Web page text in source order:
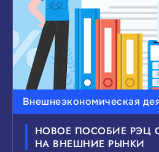
Внешнеэкономическая
НОВОЕ ПОСОБИЕ РЭЦ
НА ВНЕШНИЕ РЫНКИ